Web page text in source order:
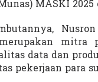
A
m
i
n
i
s
MASKI 2025
mitra
data dan
pekerjaan para